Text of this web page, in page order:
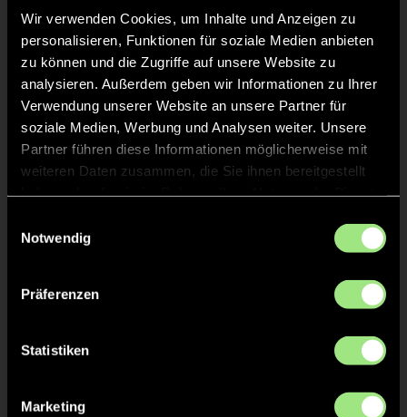
Wir verwenden Cookies, um Inhalte und Anzeigen zu
personalisieren, Funktionen für soziale Medien anbieten
zu können und die Zugriffe auf unsere Website zu
analysieren. Außerdem geben wir Informationen zu Ihrer
Verwendung unserer Website an unsere Partner für
soziale Medien, Werbung und Analysen weiter. Unsere
Partner führen diese Informationen möglicherweise mit
weiteren Daten zusammen, die Sie ihnen bereitgestellt
Notwendig
Präferenzen
Statistiken
Marketing
Staff
Maximilian Jörn
Wilhelm
NESEMA
NN
Carl NESEMANN
TW = Torwart & ETW = Ersatztorwart, K = Kapitän
1:0 16’